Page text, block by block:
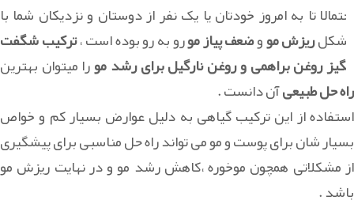
احتمالا تا به امروز خودتان یا یک نفر از دوستان و نزدیکان شما با
مشکلریزش مووضعف پیاز مورو به رو بوده است ،ترکیب شگفت
انگیز روغن براهمی و روغن نارگیل برای رشد مورا میتوان بهترین
راه حل طبیعیآن دانست .
استفاده از این ترکیب گیاهی به دلیل عوارض بسیار کم و خواص
بسیار شان برای پوست و مو می تواند راه حل مناسبی برای پیشگیری
از مشکلاتی همچون موخوره ،کاهش رشد مو و در نهایت ریزش مو
باشد .